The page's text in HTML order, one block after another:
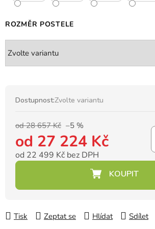
ROZMĚR POSTELE
Dostupnost:Zvolte variantu
od 28 657 Kč –5 %
od 27 224 Kč
od 22 499 Kč bez DPH
Tisk Zeptat se Hlídat Sdílet